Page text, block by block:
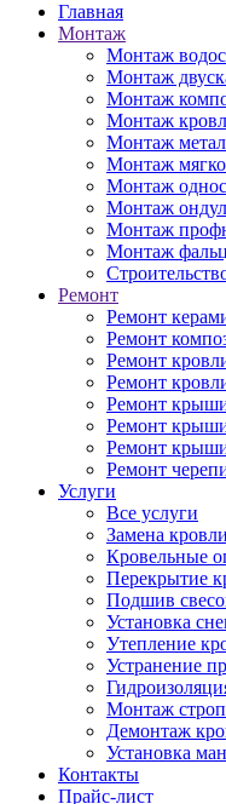
Главная
Монтаж
Монтаж
Монтаж
Монтаж
Монтаж
Монтаж
Монтаж
Монтаж
Монтаж
Монтаж
Монтаж
Ремонт
Ремонт
Ремонт
Ремонт
Ремонт
Ремонт
Ремонт
Ремонт
Ремонт
Услуги
Все услуги
Замена кровли
Кровельные
Перекрытие
Подшив
Установка
Утепление
Устранение
Монтаж
Демонтаж
Установка
Контакты
Прайс-лист